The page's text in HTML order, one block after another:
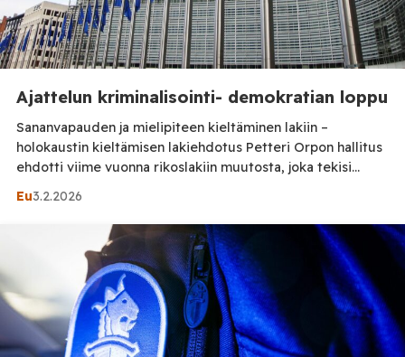
Ajattelun kriminalisointi- demokratian loppu
Sananvapauden ja mielipiteen kieltäminen lakiin –
holokaustin kieltämisen lakiehdotus Petteri Orpon hallitus
ehdotti viime vuonna rikoslakiin muutosta, joka tekisi
kaksi vuotta vankeutta. Lakiesitys kriminalisoisi
holokaustin kiistämisen, puolustelun tai vähättelyn. Laki
lisäisi rikoslakiin pykälän ja toisi Suomen lainsäädännön
niinsanotusti ”linjaan” EU:n rasismin ja muukalaisvihan
torjunnan puitteeseen. […]
Eu3.2.2026